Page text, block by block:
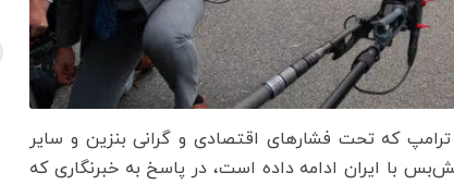
ترامپ که تحت فشارهای اقتصادی و گرانی بنزین و سایر
با ایران ادامه داده است، در پاسخ به خبرنگاری که